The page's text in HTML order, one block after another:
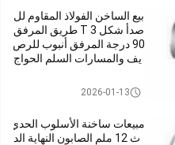
بيع الساخن الفولاذ المقاوم لل
صدأ شكل T 3 طريق المرفق
90 درجة المرفق أنبوب للرص
يف والمسارات السلم الحواج
مقابض من الستانلس ستيل
2026-01-13
مبيعات ساخنة الأسلوب الحدي
ث 12 ملم الصابون النهاية الد